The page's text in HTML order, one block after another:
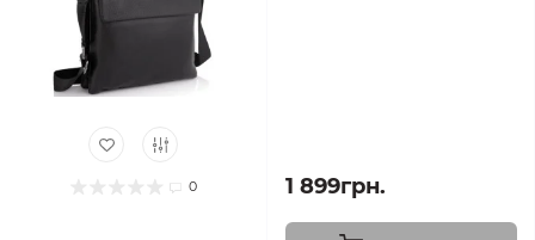
0 1 899грн.